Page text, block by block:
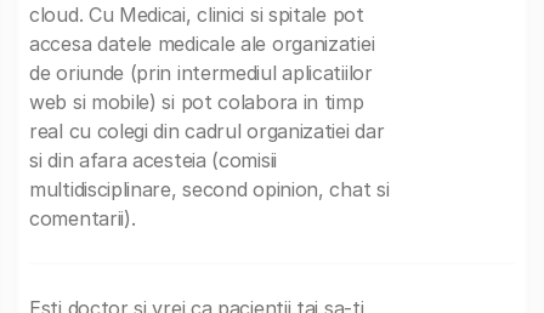
cloud. Cu Medicai, clinici si spitale pot
accesa datele medicale ale organizatiei
de oriunde (prin intermediul aplicatiilor
web si mobile) si pot colabora in timp
real cu colegi din cadrul organizatiei dar
si din afara acesteia (comisii
multidisciplinare, second opinion, chat si
comentarii).
Esti doctor si vrei ca pacientii tai sa-ti